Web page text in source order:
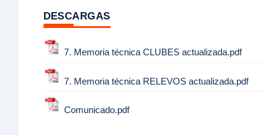
DESCARGAS
7. Memoria técnica CLUBES actualizada.pdf
7. Memoria técnica RELEVOS actualizada.pdf
Comunicado.pdf